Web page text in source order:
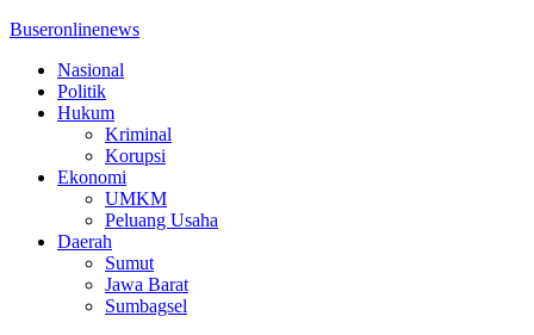
Buseronlinenews
Nasional
Politik
Hukum
Kriminal
Korupsi
Ekonomi
UMKM
Peluang Usaha
Daerah
Sumut
Jawa Barat
Sumbagsel